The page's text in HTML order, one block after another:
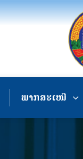
ພາກສະເໜີ